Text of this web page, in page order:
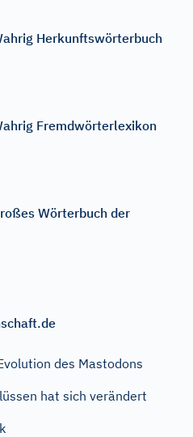
Herkunftswörterbuch
Fremdwörterlexikon
Wörterbuch der
des Mastodons
hat sich verändert